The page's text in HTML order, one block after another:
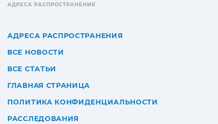
АДРЕСА РАСПРОСТРАНЕНИЯ
АДРЕСА РАСПРОСТРАНЕНИЯ
ВСЕ НОВОСТИ
ВСЕ СТАТЬИ
ГЛАВНАЯ СТРАНИЦА
ПОЛИТИКА КОНФИДЕНЦИАЛЬНОСТИ
РАССЛЕДОВАНИЯ